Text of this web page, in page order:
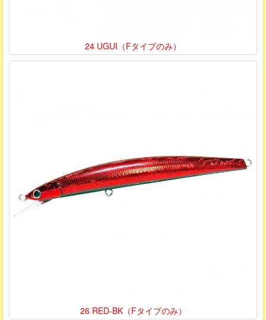
24 UGUI（Fタイプのみ）
26 RED-BK（Fタイプのみ）